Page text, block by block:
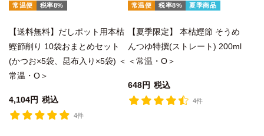
常温便 税率8%
【送料無料】だしポット用本枯
鰹節削り 10袋おまとめセット
(かつお×5袋、昆布入り×5袋) ＜
常温・O＞
4,104 税込
4件
常温便 税率8% 夏季商品
【夏季限定】 本枯鰹節 そうめ
んつゆ特撰(ストレート) 200ml
＜常温・O＞
648 税込
4件